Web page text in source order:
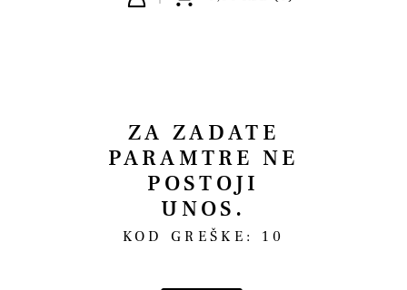
ZA ZADATE
PARAMTRE NE
POSTOJI
UNOS.
KOD GREŠKE: 10